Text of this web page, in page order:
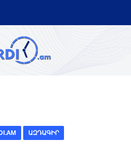
ԱԶԴԱԳԻՐ